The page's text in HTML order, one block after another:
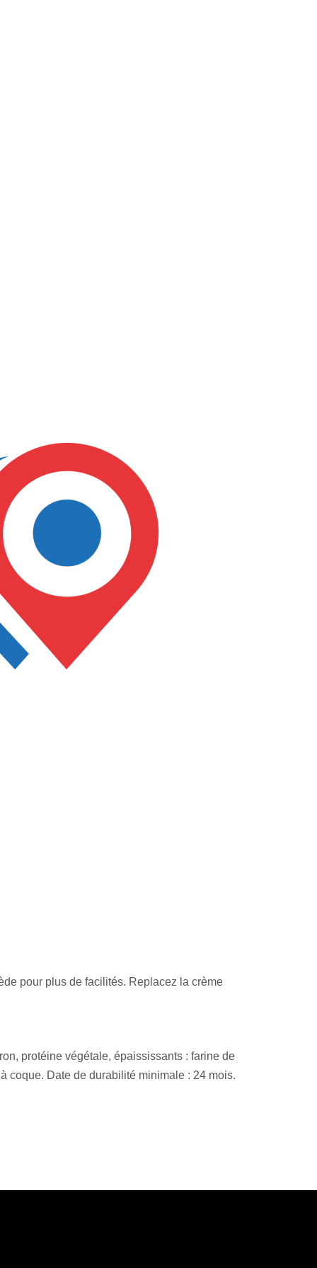
pour plus de facilités. Replacez la crème
protéine végétale, épaississants : farine de
coque. Date de durabilité minimale : 24 mois.